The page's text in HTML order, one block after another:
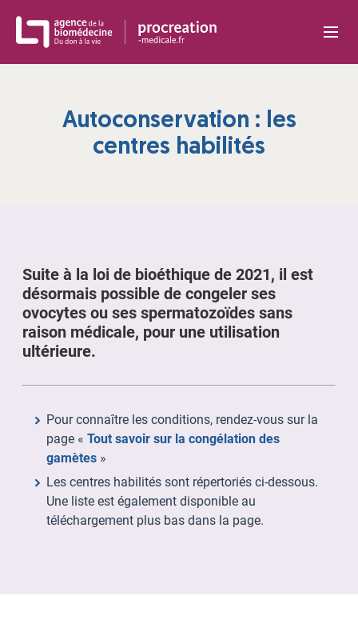
Autoconservation : les
centres habilités
Suite à la loi de bioéthique de 2021, il est
désormais possible de congeler ses
ovocytes ou ses spermatozoïdes sans
raison médicale, pour une utilisation
ultérieure.
Pour connaître les conditions, rendez-vous sur la
page « Tout savoir sur la congélation des
gamètes »
Les centres habilités sont répertoriés ci-dessous.
Une liste est également disponible au
téléchargement plus bas dans la page.